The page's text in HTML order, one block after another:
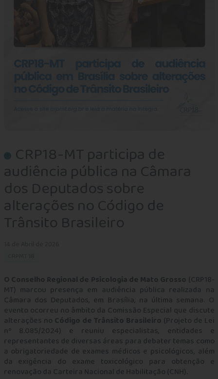
CRP18-MT participa de
audiência pública na Câmara
dos Deputados sobre
alterações no Código de
Trânsito Brasileiro
O Conselho Regional de Psicologia de Mato Grosso (CRP18-
MT) marcou presença em audiência pública realizada na
Câmara dos Deputados, em Brasília, na última semana. O
evento ocorreu no âmbito da Comissão Especial que discute
alterações no Código de Trânsito Brasileiro (Projeto de Lei
nº 8.085/2024) e reuniu especialistas, entidades e
representantes de diversas áreas para debater temas como
a obrigatoriedade de exames médicos e psicológicos, além
da exigência do exame toxicológico para obtenção e
renovação da Carteira Nacional de Habilitação (CNH).